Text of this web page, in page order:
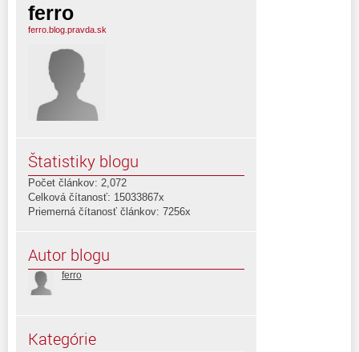
ferro
ferro.blog.pravda.sk
Štatistiky blogu
Počet článkov: 2,072
Celková čítanosť: 15033867x
Priemerná čítanosť článkov: 7256x
Autor blogu
ferro
Kategórie